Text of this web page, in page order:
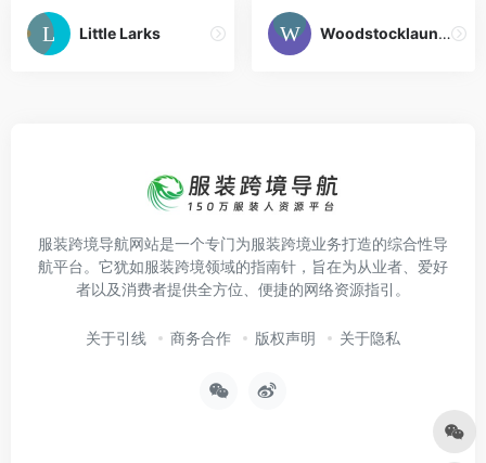
Little Larks Woodstocklaundry
服装跨境导航网站是一个专门为服装跨境业务打造的综合性导
航平台。它犹如服装跨境领域的指南针，旨在为从业者、爱好
者以及消费者提供全方位、便捷的网络资源指引。
关于引线 商务合作 版权声明 关于隐私